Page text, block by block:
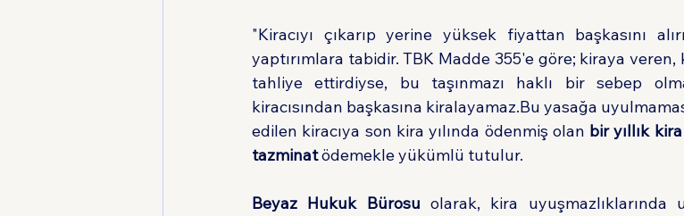
"Kiracıyı çıkarıp yerine yüksek fiyattan başkasını
yaptırımlara tabidir. TBK Madde 355'e göre; kiraya
tahliye ettirdiyse, bu taşınmazı haklı bir sebep
kiracısından başkasına kiralayamaz.Bu yasağa
edilen kiracıya son kira yılında ödenmiş olan bir yıllık
tazminat ödemekle yükümlü tutulur.
Beyaz Hukuk Bürosu olarak, kira